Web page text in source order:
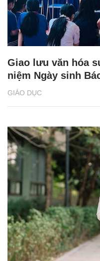
GIÁO DỤC
Giao lưu văn hóa
niệm Ngày sinh